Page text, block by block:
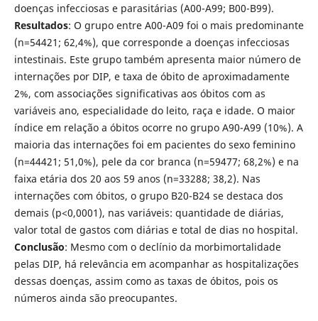
doenças infecciosas e parasitárias (A00-A99; B00-B99).
Resultados: O grupo entre A00-A09 foi o mais predominante
(n=54421; 62,4%), que corresponde a doenças infecciosas
intestinais. Este grupo também apresenta maior número de
internações por DIP, e taxa de óbito de aproximadamente
2%, com associações significativas aos óbitos com as
variáveis ano, especialidade do leito, raça e idade. O maior
índice em relação a óbitos ocorre no grupo A90-A99 (10%). A
maioria das internações foi em pacientes do sexo feminino
(n=44421; 51,0%), pele da cor branca (n=59477; 68,2%) e na
faixa etária dos 20 aos 59 anos (n=33288; 38,2). Nas
internações com óbitos, o grupo B20-B24 se destaca dos
demais (p<0,0001), nas variáveis: quantidade de diárias,
valor total de gastos com diárias e total de dias no hospital.
Conclusão: Mesmo com o declínio da morbimortalidade
pelas DIP, há relevância em acompanhar as hospitalizações
dessas doenças, assim como as taxas de óbitos, pois os
números ainda são preocupantes.